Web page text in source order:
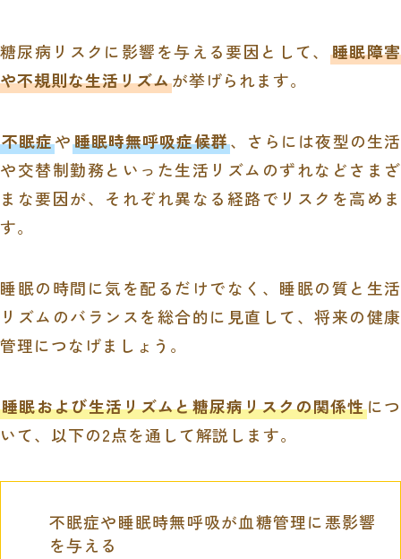
糖尿病リスクに影響を与える要因として、 睡眠障害
や不規則な生活リズムが挙げられます。
不眠症や睡眠時無呼吸症候群、さらには夜型の生活
や交替制勤務といった生活リズムのずれなどさまざ
まな要因が、それぞれ異なる経路でリスクを高めま
す。
睡眠の時間に気を配るだけでなく、睡眠の質と生活
リズムのバランスを総合的に見直して、将来の健康
管理につなげましょう。
睡眠および生活リズムと糖尿病リスクの関係性につ
いて、以下の2点を通して解説します。
不眠症や睡眠時無呼吸が血糖管理に悪影響
を与える